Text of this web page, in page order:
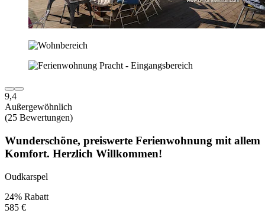
9,4
Außergewöhnlich
(25 Bewertungen)
Wunderschöne, preiswerte Ferienwohnung mit allem
Komfort. Herzlich Willkommen!
Oudkarspel
24% Rabatt
585 €